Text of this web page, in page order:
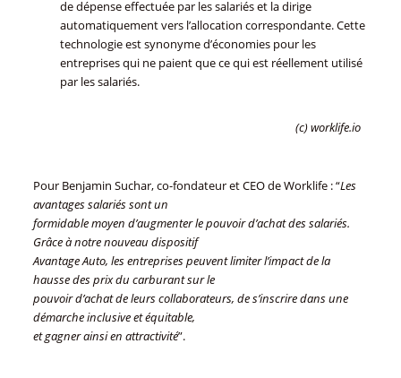
de dépense effectuée par les salariés et la dirige
automatiquement vers l’allocation correspondante. Cette
technologie est synonyme d’économies pour les
entreprises qui ne paient que ce qui est réellement utilisé
par les salariés.
(c) worklife.io
Pour Benjamin Suchar, co-fondateur et CEO de Worklife : “Les
avantages salariés sont un
formidable moyen d’augmenter le pouvoir d’achat des salariés.
Grâce à notre nouveau dispositif
Avantage Auto, les entreprises peuvent limiter l’impact de la
hausse des prix du carburant sur le
pouvoir d’achat de leurs collaborateurs, de s’inscrire dans une
démarche inclusive et équitable,
et gagner ainsi en attractivité”.